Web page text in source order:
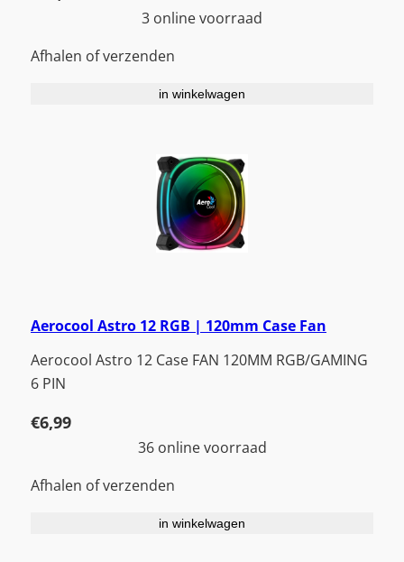
3 online voorraad
Afhalen of verzenden
in winkelwagen
Aerocool Astro 12 RGB | 120mm Case Fan
Aerocool Astro 12 Case FAN 120MM RGB/GAMING
6 PIN
€6,99
36 online voorraad
Afhalen of verzenden
in winkelwagen